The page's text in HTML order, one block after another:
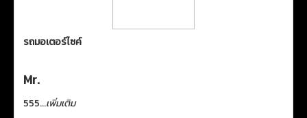
รถมอเตอร์ไซค์
Mr.
555...เพิ่มเติม